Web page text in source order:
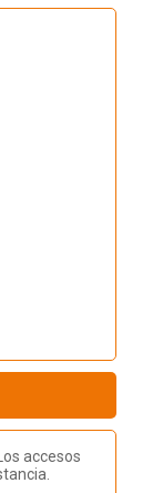
accesos